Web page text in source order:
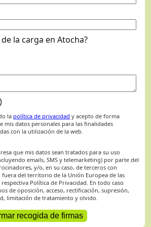
la carga en Atocha?
la política de privacidad y acepto de forma
mis datos personales para las finalidades
con la utilización de la web.
que mis datos sean tratados para su uso
emails, SMS y telemarketing) por parte del
y/o, en su caso, de terceros con
del territorio de la Unión Europea de las
Política de Privacidad. En todo caso
de oposición, acceso, rectificación, supresión,
limitación de tratamiento y olvido.